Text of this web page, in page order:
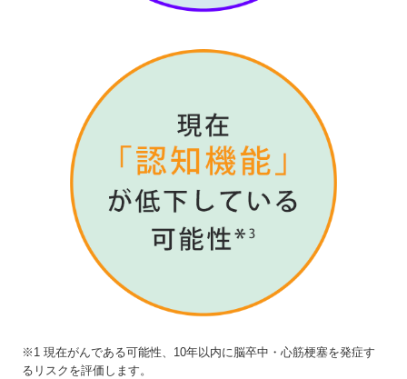
※1 現在がんである可能性、10年以内に脳卒中・心筋梗塞を発症す
るリスクを評価します。